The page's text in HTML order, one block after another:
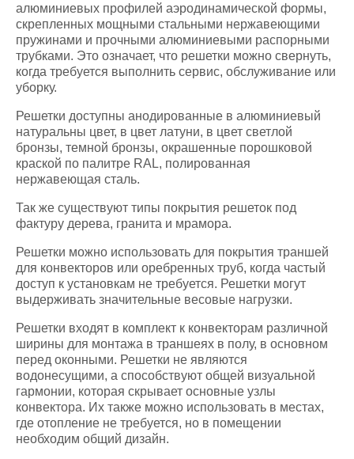
алюминиевых профилей аэродинамической формы,
скрепленных мощными стальными нержавеющими
пружинами и прочными алюминиевыми распорными
трубками. Это означает, что решетки можно свернуть,
когда требуется выполнить сервис, обслуживание или
уборку.
Решетки доступны анодированные в алюминиевый
натуральны цвет, в цвет латуни, в цвет светлой
бронзы, темной бронзы, окрашенные порошковой
краской по палитре RAL, полированная
нержавеющая сталь.
Так же существуют типы покрытия решеток под
фактуру дерева, гранита и мрамора.
Решетки можно использовать для покрытия траншей
для конвекторов или оребренных труб, когда частый
доступ к установкам не требуется. Решетки могут
выдерживать значительные весовые нагрузки.
Решетки входят в комплект к конвекторам различной
ширины для монтажа в траншеях в полу, в основном
перед оконными. Решетки не являются
водонесущими, а способствуют общей визуальной
гармонии, которая скрывает основные узлы
конвектора. Их также можно использовать в местах,
где отопление не требуется, но в помещении
необходим общий дизайн.